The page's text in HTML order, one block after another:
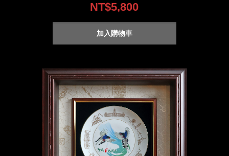
NT$5,800
加入購物車